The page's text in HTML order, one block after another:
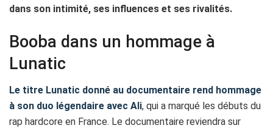
dans son intimité, ses influences et ses rivalités.
Booba dans un hommage à
Lunatic
Le titre Lunatic donné au documentaire rend hommage
à son duo légendaire avec Ali, qui a marqué les débuts du
rap hardcore en France. Le documentaire reviendra sur